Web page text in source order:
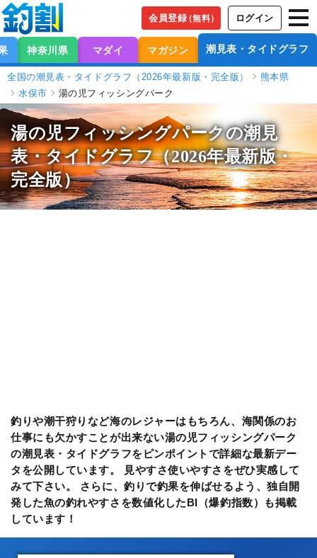
会員登録（無料） ログイン
神奈川県 マダイ マガジン 潮見表・タイドグラフ
全国の潮見表・タイドグラフ（2026年最新版・完全版）
熊本県
水俣市
湯の児フィッシングパーク
湯の児フィッシングパークの潮見
表・タイドグラフ（2026年最新版・
完全版）
釣りや潮干狩りなど海のレジャーはもちろん、海関係のお
仕事にも欠かすことが出来ない湯の児フィッシングパーク
の潮見表・タイドグラフをピンポイントで詳細な最新デー
タを公開しています。 見やすさ使いやすさをぜひ実感して
みて下さい。 さらに、釣りで釣果を伸ばせるよう、独自開
発した魚の釣れやすさを数値化したBI（爆釣指数）も掲載
しています！